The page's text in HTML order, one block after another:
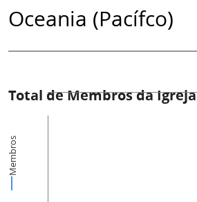
Oceania (Pacífco)
Total de Membros da Igreja
Membros